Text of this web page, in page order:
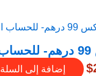
$
إضافة إلى السلة